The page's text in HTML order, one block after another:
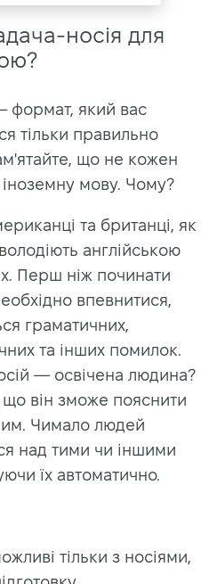
носія для
формат, який вас
тільки правильно
що не кожен
мову. Чому?
та британці, як
англійською
Перш ніж починати
впевнитися,
граматичних,
та інших помилок.
— освічена людина?
він зможе пояснити
Чимало людей
над тими чи іншими
їх автоматично.
тільки з носіями,